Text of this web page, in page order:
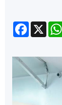
Facebook
X